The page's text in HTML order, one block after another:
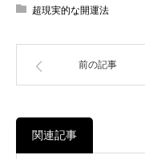
超現実的な開運法
前の記事
関連記事